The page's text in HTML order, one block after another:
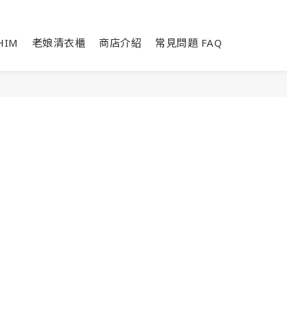
老娘清衣櫃 商店介紹 常見問題 FAQ